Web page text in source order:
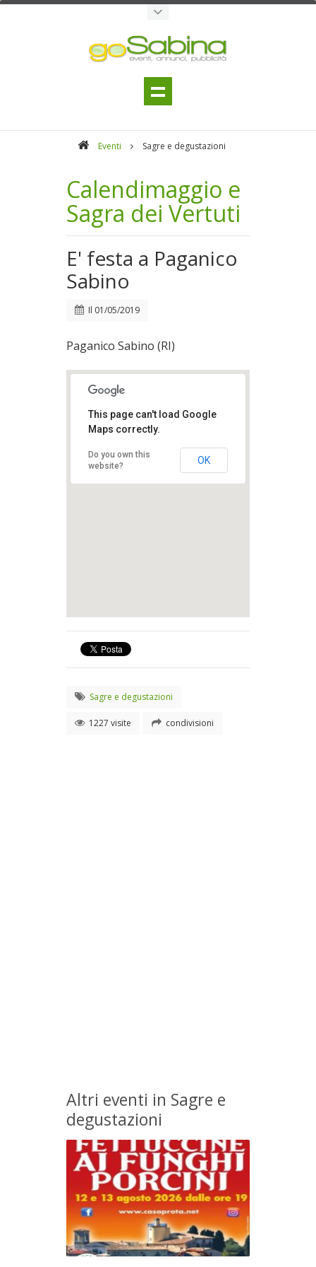
Eventi Sagre e degustazioni
Calendimaggio e
Sagra dei Vertuti
E' festa a Paganico
Sabino
Il 01/05/2019
Paganico Sabino (RI)
This page can't load Google
Maps correctly.
Do you own this
website?
OK
Sagre e degustazioni
1227 visite condivisioni
Altri eventi in Sagre e
degustazioni